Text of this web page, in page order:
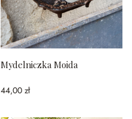
Mydelniczka Moida
44,00 zł